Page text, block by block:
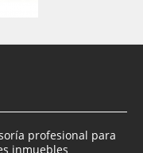
profesional para
inmuebles